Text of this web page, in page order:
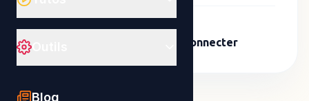
Blog
Se connecter